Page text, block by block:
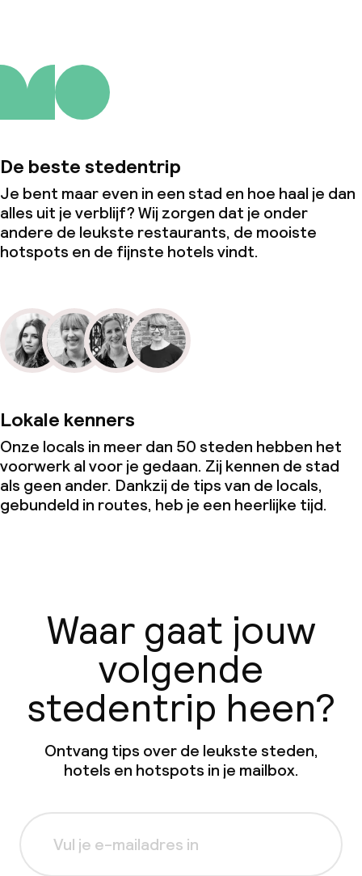
Vergaderruimte
Borg bij aankomst
Overal rookvrij
Kleine huisdieren toegestaan (minder
De beste stedentrip
Je bent maar even in een stad en hoe haal je dan
alles uit je verblijf? Wij zorgen dat je onder
andere de leukste restaurants, de mooiste
hotspots en de fijnste hotels vindt.
Lokale kenners
Onze locals in meer dan 50 steden hebben het
voorwerk al voor je gedaan. Zij kennen de stad
als geen ander. Dankzij de tips van de locals,
gebundeld in routes, heb je een heerlijke tijd.
Waar gaat jouw
volgende
stedentrip heen?
Ontvang tips over de leukste steden,
hotels en hotspots in je mailbox.